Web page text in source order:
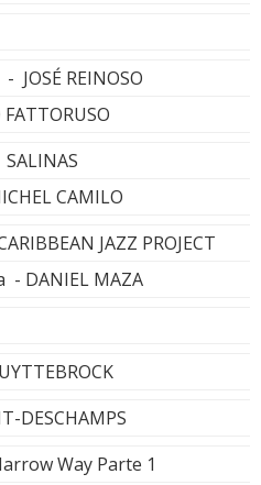
JOSÉ REINOSO
CAMILO
JAZZ PROJECT
- DANIEL MAZA
DESCHAMPS
Way Parte 1